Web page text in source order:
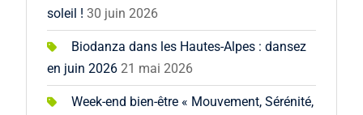
soleil ! 30 juin 2026
Biodanza dans les Hautes-Alpes : dansez
en juin 2026 21 mai 2026
Week-end bien-être « Mouvement, Sérénité,